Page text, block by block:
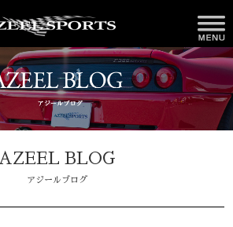
AZEEL BLOG
アジールブログ